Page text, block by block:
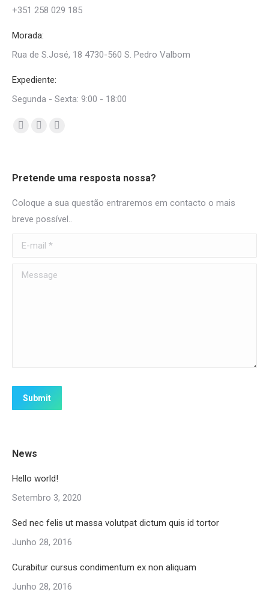
+351 258 029 185
Morada:
Rua de S.José, 18 4730-560 S. Pedro Valbom
Expediente:
Segunda - Sexta: 9:00 - 18:00
Find us on:
in
window
in
in
window
Pretende uma resposta nossa?
Coloque a sua questão entraremos em contacto o mais
breve possível..
E-mail *
Message
Submit
News
Hello world!
Setembro 3, 2020
Sed nec felis ut massa volutpat dictum quis id tortor
Junho 28, 2016
Curabitur cursus condimentum ex non aliquam
Junho 28, 2016